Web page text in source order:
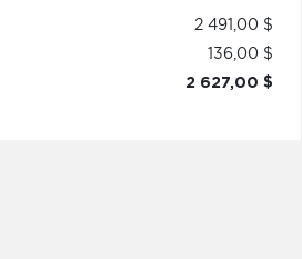
2 491,00 $
136,00 $
2 627,00 $